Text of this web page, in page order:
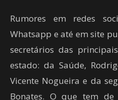
Rumores em redes
Whatsapp e até em site
secretários das
estado: da Saúde,
Vicente Nogueira e da
Bonates. O que tem de